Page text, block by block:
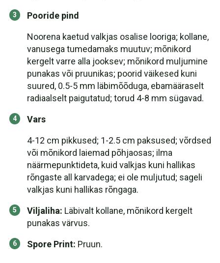
Pooride pind
Noorena kaetud valkjas osalise looriga; kollane,
vanusega tumedamaks muutuv; mõnikord
kergelt varre alla jooksev; mõnikord muljumine
punakas või pruunikas; poorid väikesed kuni
suured, 0.5-5 mm läbimõõduga, ebamääraselt
radiaalselt paigutatud; torud 4-8 mm sügavad.
Vars
4-12 cm pikkused; 1-2.5 cm paksused; võrdsed
või mõnikord laiemad põhjaosas; ilma
näärmepunktideta, kuid valkjas kuni hallikas
rõngaste all karvadega; ei ole muljutud; sageli
valkjas kuni hallikas rõngaga.
Viljaliha: Läbivalt kollane, mõnikord kergelt
punakas värvus.
Spore Print: Pruun.